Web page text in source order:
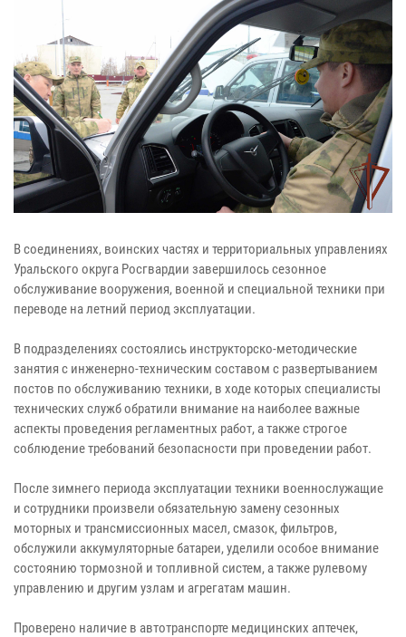
В соединениях, воинских частях и территориальных управлениях
Уральского округа Росгвардии завершилось сезонное
обслуживание вооружения, военной и специальной техники при
переводе на летний период эксплуатации.
В подразделениях состоялись инструкторско-методические
занятия с инженерно-техническим составом с развертыванием
постов по обслуживанию техники, в ходе которых специалисты
технических служб обратили внимание на наиболее важные
аспекты проведения регламентных работ, а также строгое
соблюдение требований безопасности при проведении работ.
После зимнего периода эксплуатации техники военнослужащие
и сотрудники произвели обязательную замену сезонных
моторных и трансмиссионных масел, смазок, фильтров,
обслужили аккумуляторные батареи, уделили особое внимание
состоянию тормозной и топливной систем, а также рулевому
управлению и другим узлам и агрегатам машин.
Проверено наличие в автотранспорте медицинских аптечек,